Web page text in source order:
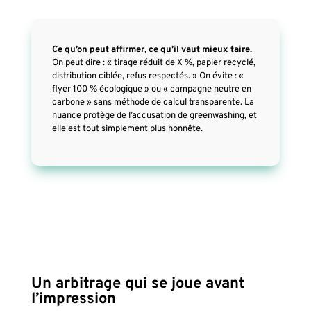
Ce qu’on peut affirmer, ce qu’il vaut mieux taire.
On peut dire : « tirage réduit de X %, papier recyclé,
distribution ciblée, refus respectés. » On évite : «
flyer 100 % écologique » ou « campagne neutre en
carbone » sans méthode de calcul transparente. La
nuance protège de l’accusation de greenwashing, et
elle est tout simplement plus honnête.
Un arbitrage qui se joue avant
l’impression